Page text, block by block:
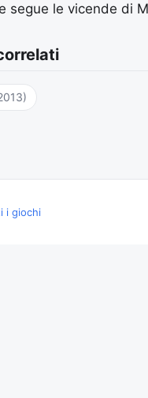
segue le vicende di
i giochi